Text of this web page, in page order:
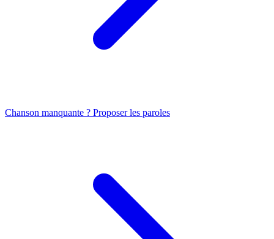
Chanson manquante ? Proposer les paroles